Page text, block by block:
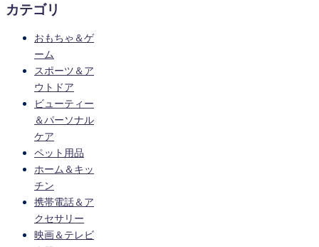
カテゴリ
おもちゃ＆ゲ
ーム
スポーツ＆ア
ウトドア
ビューティー
＆パーソナル
ケア
ペット用品
ホーム＆キッ
チン
携帯電話＆ア
クセサリー
映画＆テレビ